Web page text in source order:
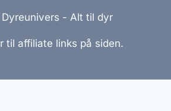
- Alt til dyr
til affiliate links på siden.